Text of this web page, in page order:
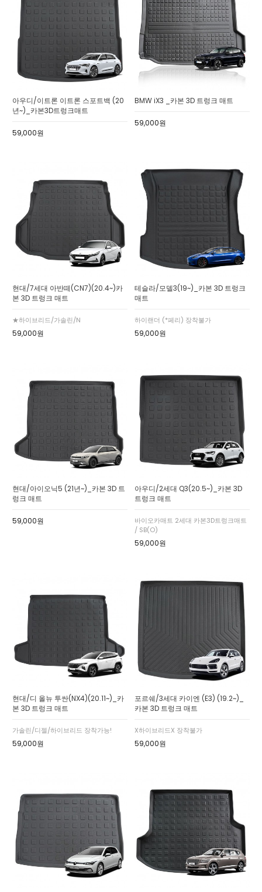
아우디/이트론 이트론 스포트백 (20
년~)_카본3D트렁크매트
59,000원
BMW iX3 _카본 3D 트렁크 매트
59,000원
현대/7세대 아반떼(CN7)(20.4~)카
본 3D 트렁크 매트
★하이브리드/가솔린/N
59,000원
테슬라/모델3(19~)_카본 3D 트렁크
매트
하이랜더 (*페리) 장착불가
59,000원
현대/아이오닉5 (21년~)_카본 3D 트
렁크 매트
59,000원
아우디/2세대 Q3(20.5~)_카본 3D
트렁크 매트
바이오카매트 2세대 카본3D트렁크매트
/ SB(O)
59,000원
현대/디 올뉴 투싼(NX4)(20.11~)_카
본 3D 트렁크 매트
가솔린/디젤/하이브리드 장착가능!
59,000원
포르쉐/3세대 카이엔 (E3) (19.2~)_
카본 3D 트렁크 매트
X하이브리드X 장착불가
59,000원